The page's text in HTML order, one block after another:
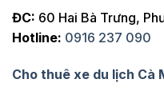
ĐC: 60 Hai Bà Trưng,
Hotline: 0916 237 090
Cho thuê xe du lịch Cà